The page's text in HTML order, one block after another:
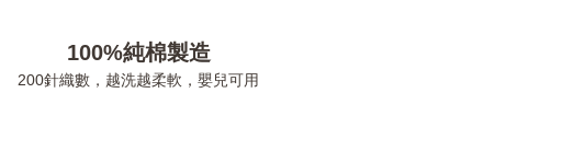
100%純棉製造
200針織數，越洗越柔軟，嬰兒可用